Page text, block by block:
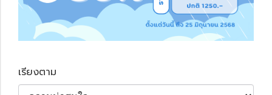
เรียงตาม